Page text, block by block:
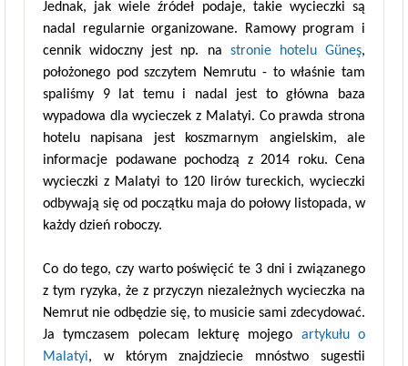
Jednak, jak wiele źródeł podaje, takie wycieczki są
nadal regularnie organizowane. Ramowy program i
cennik widoczny jest np. na stronie hotelu Güneş,
położonego pod szczytem Nemrutu - to właśnie tam
spaliśmy 9 lat temu i nadal jest to główna baza
wypadowa dla wycieczek z Malatyi. Co prawda strona
hotelu napisana jest koszmarnym angielskim, ale
informacje podawane pochodzą z 2014 roku. Cena
wycieczki z Malatyi to 120 lirów tureckich, wycieczki
odbywają się od początku maja do połowy listopada, w
każdy dzień roboczy.
Co do tego, czy warto poświęcić te 3 dni i związanego
z tym ryzyka, że z przyczyn niezależnych wycieczka na
Nemrut nie odbędzie się, to musicie sami zdecydować.
Ja tymczasem polecam lekturę mojego artykułu o
Malatyi, w którym znajdziecie mnóstwo sugestii